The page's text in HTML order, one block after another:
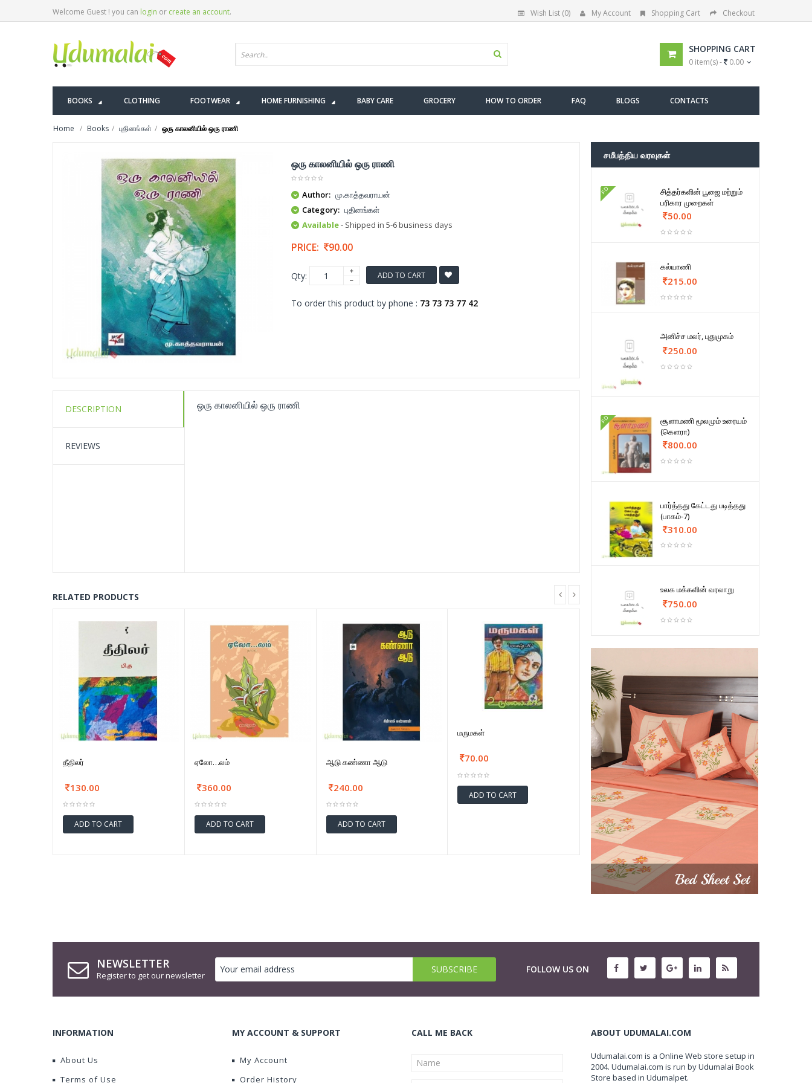
Welcome Guest ! you can login or create an account. Wish List (0) My Account Shopping Cart Checkout
SHOPPING CART
0 item(s) - 0.00
BOOKS CLOTHING FOOTWEAR HOME FURNISHING BABY CARE GROCERY HOW TO ORDER FAQ BLOGS CONTACTS
Home Books புதினங்கள் ஒரு காலனியில் ஒரு ராணி
ஒரு காலனியில் ஒரு ராணி
Author: மு.காத்தவராயன்
Category: புதினங்கள்
Available- Shipped in 5-6 business days
PRICE: 90.00
Qty: ADD TO CART
To order this product by phone : 73 73 73 77 42
DESCRIPTION
REVIEWS
ஒரு காலனியில் ஒரு ராணி
RELATED PRODUCTS
தீதிலர்
130.00
ADD TO CART
ஏலோ…லம்
360.00
ADD TO CART
ஆடு கண்ணா ஆடு
240.00
ADD TO CART
மருமகள்
70.00
ADD TO CART
சமீபத்திய வரவுகள்
FD
சித்தர்களின் பூஜை மற்றும்
பரிகார முறைகள்
50.00
கல்யாணி
215.00
அனிச்ச மலர், புதுமுகம்
250.00
FD
சூளாமணி மூலமும் உரையம்
(கௌரா)
800.00
பார்த்தது கேட்டது படித்தது
(பாகம்-7)
310.00
உலக மக்களின் வரலாறு
750.00
NEWSLETTER
Register to get our newsletter
FOLLOW US ON
INFORMATION
About Us
Terms of Use
MY ACCOUNT & SUPPORT
My Account
Order History
CALL ME BACK ABOUT UDUMALAI.COM
Udumalai.com is a Online Web store setup in
2004. Udumalai.com is run by Udumalai Book
Store based in Udumalpet.